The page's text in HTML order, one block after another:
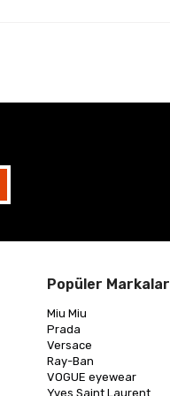
Popüler Markalar
Miu Miu
Prada
Versace
Ray-Ban
VOGUE eyewear
Yves Saint Laurent